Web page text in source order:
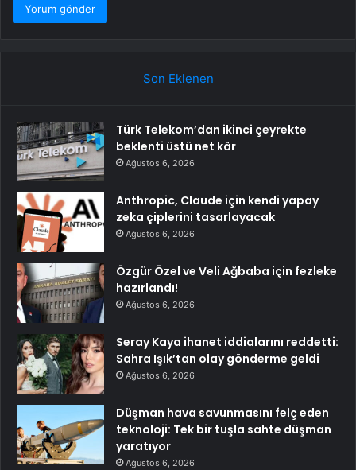
Son Eklenen
Türk Telekom’dan ikinci çeyrekte
beklenti üstü net kâr
Ağustos 6, 2026
Anthropic, Claude için kendi yapay
zeka çiplerini tasarlayacak
Ağustos 6, 2026
Özgür Özel ve Veli Ağbaba için fezleke
hazırlandı!
Ağustos 6, 2026
Seray Kaya ihanet iddialarını reddetti:
Sahra Işık’tan olay gönderme geldi
Ağustos 6, 2026
Düşman hava savunmasını felç eden
teknoloji: Tek bir tuşla sahte düşman
yaratıyor
Ağustos 6, 2026